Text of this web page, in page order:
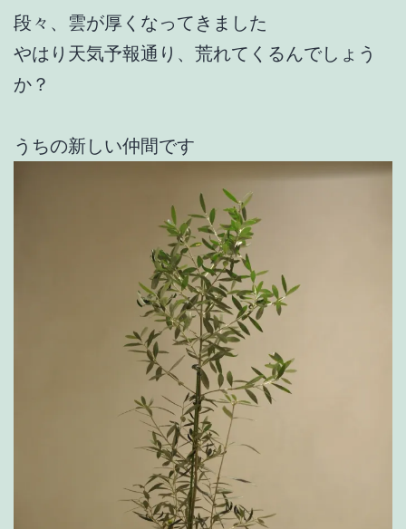
段々、雲が厚くなってきました
やはり天気予報通り、荒れてくるんでしょう
か？
うちの新しい仲間です